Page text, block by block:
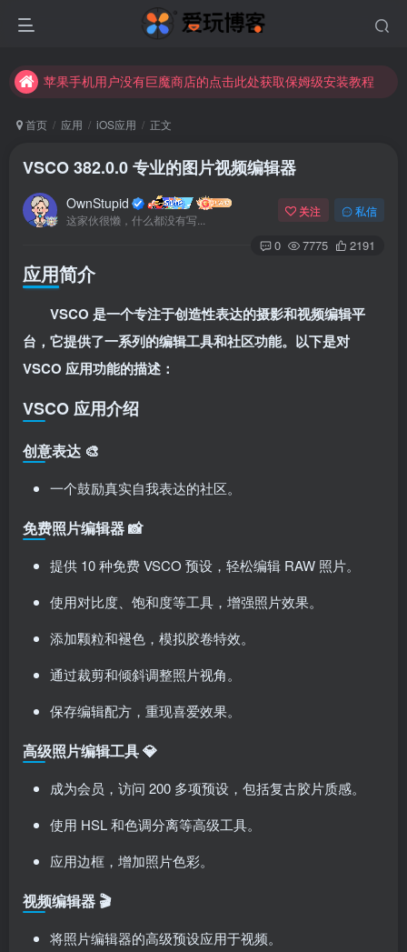
苹果手机用户没有巨魔商店的点击此处获取保姆级安装教程
苹果手机用户没有巨魔商店的点击此处获取保姆级安装教程
首页 应用 iOS应用 正文
VSCO 382.0.0 专业的图片视频编辑器
OwnStupid
这家伙很懒，什么都没有写...
关注 私信
0 7775 2191
应用简介
VSCO 是一个专注于创造性表达的摄影和视频编辑平
台，它提供了一系列的编辑工具和社区功能。以下是对
VSCO 应用功能的描述：
VSCO 应用介绍
创意表达 🎨
一个鼓励真实自我表达的社区。
免费照片编辑器 📸
提供 10 种免费 VSCO 预设，轻松编辑 RAW 照片。
使用对比度、饱和度等工具，增强照片效果。
添加颗粒和褪色，模拟胶卷特效。
通过裁剪和倾斜调整照片视角。
保存编辑配方，重现喜爱效果。
高级照片编辑工具 💎
成为会员，访问 200 多项预设，包括复古胶片质感。
使用 HSL 和色调分离等高级工具。
应用边框，增加照片色彩。
视频编辑器 🎬
将照片编辑器的高级预设应用于视频。
扫码登录
使用
关注公众号后发送
请输入验证码
扫码登录即表示同意用户协议